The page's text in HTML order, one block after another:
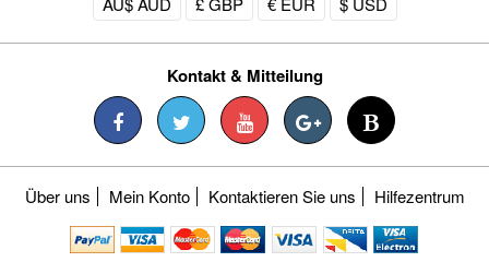
Kontakt & Mitteilung
Über uns Mein Konto Kontaktieren Sie uns Hilfezentrum